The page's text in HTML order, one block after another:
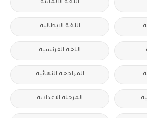
اللغة الالمانية
اللغة الايطالية
اللغة الفرنسية
المراجعة النهائية
المرحلة الاعدادية